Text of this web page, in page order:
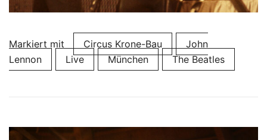
Markiert mit Circus Krone-Bau
John
Lennon
Live München The Beatles